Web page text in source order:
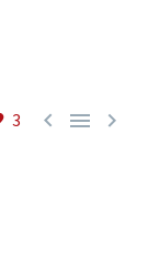
3   